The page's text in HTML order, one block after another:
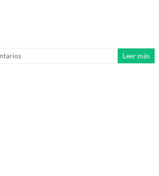
Leer más